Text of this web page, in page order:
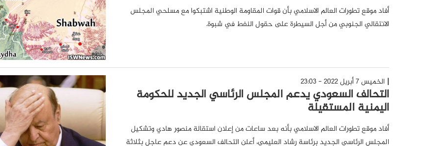
أفاد موقع تطورات العالم الاسلامي بأن قوات المقاومة الوطنية اشتبكوا مع مسلحي المجلس
الانتقالي الجنوبي من أجل السيطرة على حقول النفط في شبوة.
الخميس 7 أبريل 2022 - 23:03
التحالف السعودي يدعم المجلس الرئاسي الجديد للحكومة
اليمنية المستقيلة
أفاد موقع تطورات العالم الاسلامي بأنه بعد ساعات من إعلان استقالة منصور هادي وتشكيل
المجلس الرئاسي الجديد برئاسة رشاد العليمي، أعلن التحالف السعودي عن دعم عاجل بثلاثة